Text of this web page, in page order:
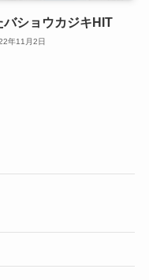
バショウカジキHIT
年11月2日